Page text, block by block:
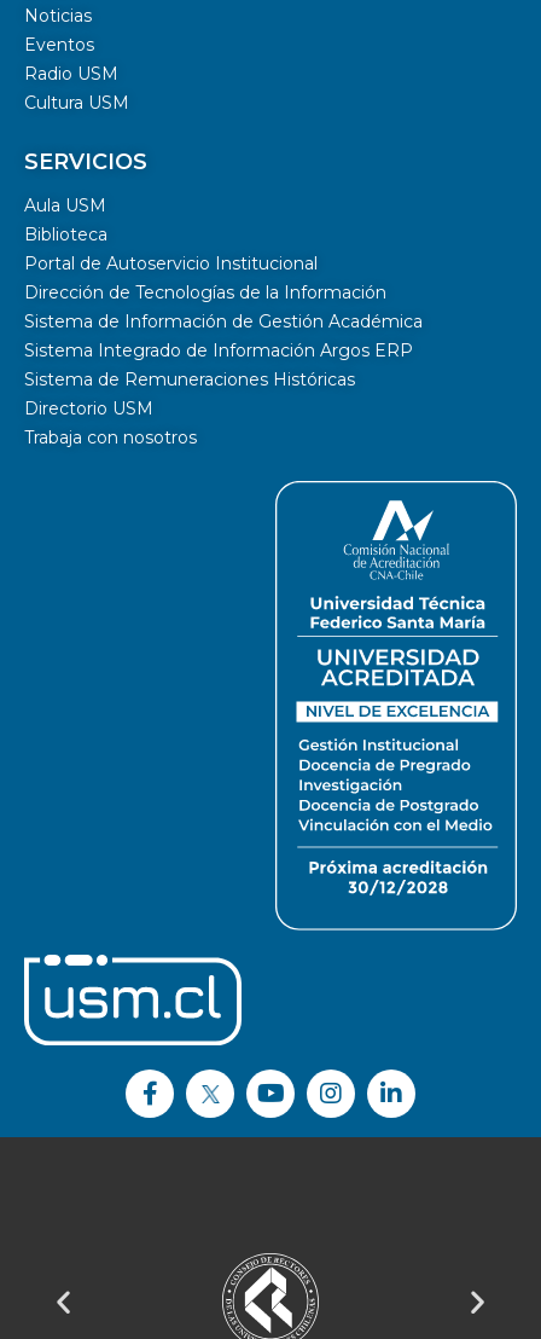
Noticias
Eventos
Radio USM
Cultura USM
SERVICIOS
Aula USM
Biblioteca
Portal de Autoservicio Institucional
Dirección de Tecnologías de la Información
Sistema de Información de Gestión Académica
Sistema Integrado de Información Argos ERP
Sistema de Remuneraciones Históricas
Directorio USM
Trabaja con nosotros